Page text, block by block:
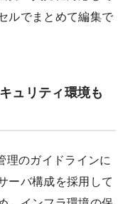
ルでまとめて編集で
ュリティ環境も
理のガイドラインに
ーバ構成を採用して